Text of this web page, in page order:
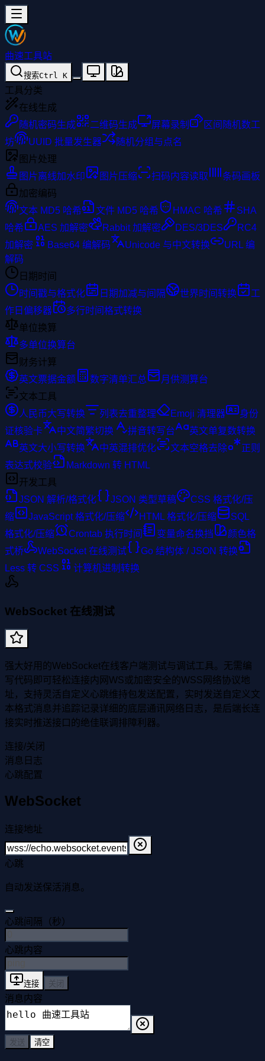
曲速工具站
搜索Ctrl K
工具分类
在线生成
随机密码生成
二维码生成 屏幕录制
区间随机数工
坊
UUID 批量发生器
随机分组与点名
图片处理
图片离线加水印
图片压缩 扫码内容读取
条码画板
加密编码
文本 MD5 哈希
文件 MD5 哈希 HMAC 哈希
SHA
哈希
AES 加解密 Rabbit 加解密 DES/3DES
RC4
加解密
Base64 编解码 Unicode 与中文转换
URL 编
解码
日期时间
时间戳与格式化
日期加减与间隔 世界时间转换
工
作日偏移器
多行时间格式转换
单位换算
多单位换算台
财务计算
英文票据金额
数字清单汇总
月供测算台
文本工具
人民币大写转换
列表去重整理 Emoji 清理器
身份
证核验卡
中文简繁切换 拼音转写台
英文单复数转换
英文大小写转换
中英混排优化 文本空格去除
正则
表达式校验
Markdown 转 HTML
开发工具
JSON 解析/格式化
JSON 类型草稿
CSS 格式化/压
缩
JavaScript 格式化/压缩 HTML 格式化/压缩
SQL
格式化/压缩
Crontab 执行时间 变量命名换挡
颜色格
式桥
WebSocket 在线测试
Go 结构体 / JSON 转换
Less 转 CSS
计算机进制转换
WebSocket 在线测试
强大好用的WebSocket在线客户端测试与调试工具。无需编
写代码即可轻松连接内网WS或加密安全的WSS网络协议地
址，支持灵活自定义心跳维持包发送配置，实时发送自定义文
本格式消息并追踪记录详细的底层通讯网络日志，是后端长连
接实时推送接口的绝佳联调排障利器。
连接/关闭
消息日志
心跳配置
WebSocket
连接地址
心跳
自动发送保活消息。
心跳间隔（秒）
心跳内容
连接 关闭
消息内容
发送 清空